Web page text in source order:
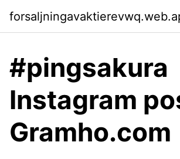
#pingsakura
Instagram
Gramho.com